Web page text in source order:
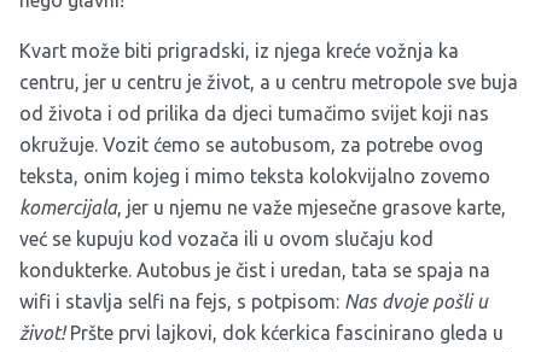
Kvart može biti prigradski, iz njega kreće vožnja ka
centru, jer u centru je život, a u centru metropole sve buja
od života i od prilika da djeci tumačimo svijet koji nas
okružuje. Vozit ćemo se autobusom, za potrebe ovog
teksta, onim kojeg i mimo teksta kolokvijalno zovemo
komercijala, jer u njemu ne važe mjesečne grasove karte,
već se kupuju kod vozača ili u ovom slučaju kod
kondukterke. Autobus je čist i uredan, tata se spaja na
wifi i stavlja selfi na fejs, s potpisom: Nas dvoje pošli u
život!Pršte prvi lajkovi, dok kćerkica fascinirano gleda u